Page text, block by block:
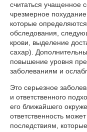
считаться учащенное
чрезмерное
которые
обследования,
крови, выделение
сахар).
повышение уровня
заболеваниям и
Это серьезное
и ответственного
его ближайшего
ответственность
последствиям,